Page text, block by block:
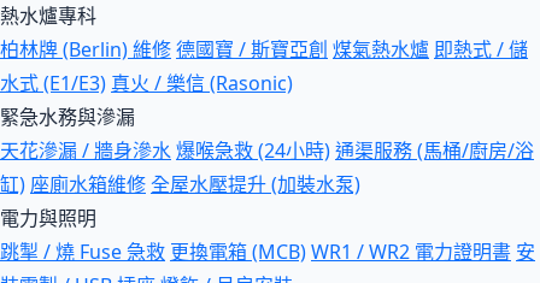
熱水爐專科
柏林牌 (Berlin) 維修德國寶 / 斯寶亞創 煤氣熱水爐 即熱式 / 儲
水式 (E1/E3) 真火 / 樂信 (Rasonic)
緊急水務與滲漏
天花滲漏 / 牆身滲水爆喉急救 (24小時)通渠服務 (馬桶/廚房/浴
缸) 座廁水箱維修全屋水壓提升 (加裝水泵)
電力與照明
跳掣 / 燒 Fuse 急救 更換電箱 (MCB)WR1 / WR2 電力證明書 安